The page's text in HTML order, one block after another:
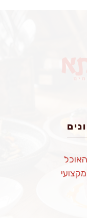
האוכל